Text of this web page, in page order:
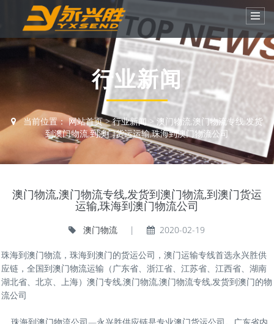
行业新闻
当前位置：网站首页>行业新闻> 澳门物流,澳门物流专线,发货
到澳门物流,到澳门货运运输,珠海到澳门物流公司
澳门物流,澳门物流专线,发货到澳门物流,到澳门货运
运输,珠海到澳门物流公司
澳门物流 | 2020-02-19
珠海到澳门物流，珠海到澳门的货运公司，澳门运输专线首选永兴胜供
应链，全国到澳门物流运输（广东省、浙江省、江苏省、江西省、湖南
湖北省、北京、上海）澳门专线,澳门物流,澳门物流专线,发货到澳门的物
流公司